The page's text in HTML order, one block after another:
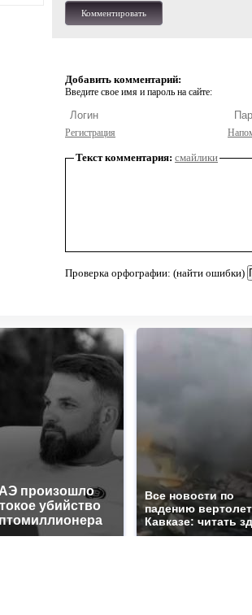
Комментировать
Добавить комментарий:
Введите свое имя и пароль на сайте:
Регистрация
Текст комментария: смайлики
Проверка орфографии: (найти ошибки)
произошло
убийство
Все новости по
падению
Кавказе: читать